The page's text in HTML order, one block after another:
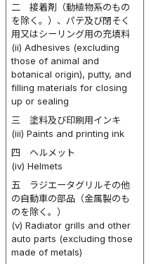
二 接着剤（動植物系のもの
を除く。）、パテ及び閉そく
用又はシーリング用の充填料
(ii) Adhesives (excluding
those of animal and
botanical origin), putty, and
filling materials for closing
up or sealing
三 塗料及び印刷用インキ
(iii) Paints and printing ink
四 ヘルメット
(iv) Helmets
五 ラジエータグリルその他
の自動車の部品（金属製のも
のを除く。）
(v) Radiator grills and other
auto parts (excluding those
made of metals)